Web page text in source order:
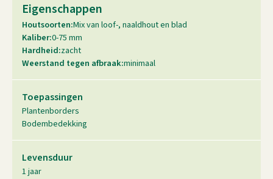
Eigenschappen
Houtsoorten:Mix van loof-, naaldhout en blad
Kaliber:0-75 mm
Hardheid:zacht
Weerstand tegen afbraak:minimaal
Toepassingen
Plantenborders
Bodembedekking
Levensduur
1 jaar